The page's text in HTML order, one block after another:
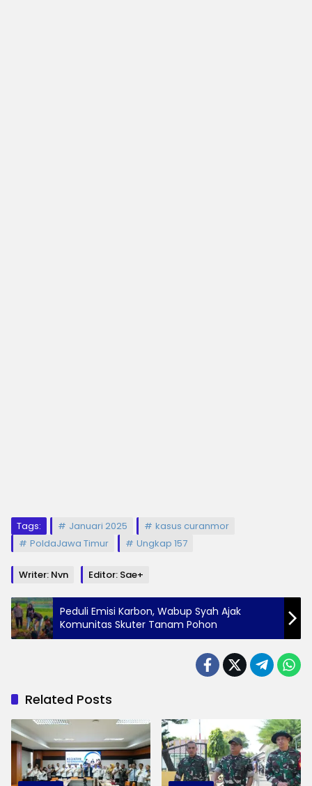
Tags: Januari 2025
kasus curanmor
PoldaJawa Timur
Ungkap 157
Writer: Nvn Editor: Sae+
Peduli Emisi Karbon, Wabup Syah Ajak
Komunitas Skuter Tanam Pohon
Related Posts